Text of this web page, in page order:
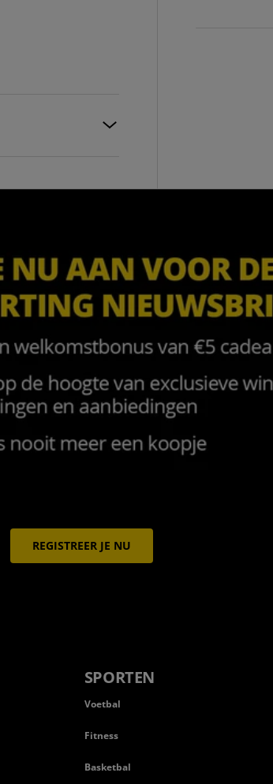
REGISTREER JE NU
SPORTEN
Voetbal
Fitness
Basketbal